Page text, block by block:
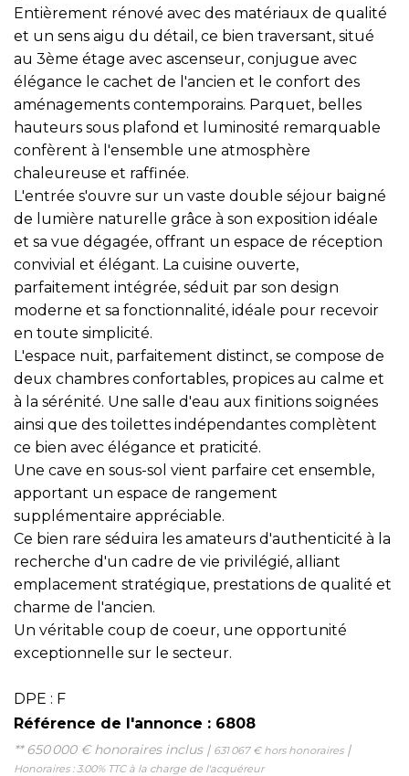
Entièrement rénové avec des matériaux de qualité
et un sens aigu du détail, ce bien traversant, situé
au 3ème étage avec ascenseur, conjugue avec
élégance le cachet de l'ancien et le confort des
aménagements contemporains. Parquet, belles
hauteurs sous plafond et luminosité remarquable
confèrent à l'ensemble une atmosphère
chaleureuse et raffinée.
L'entrée s'ouvre sur un vaste double séjour baigné
de lumière naturelle grâce à son exposition idéale
et sa vue dégagée, offrant un espace de réception
convivial et élégant. La cuisine ouverte,
parfaitement intégrée, séduit par son design
moderne et sa fonctionnalité, idéale pour recevoir
en toute simplicité.
L'espace nuit, parfaitement distinct, se compose de
deux chambres confortables, propices au calme et
à la sérénité. Une salle d'eau aux finitions soignées
ainsi que des toilettes indépendantes complètent
ce bien avec élégance et praticité.
Une cave en sous-sol vient parfaire cet ensemble,
apportant un espace de rangement
supplémentaire appréciable.
Ce bien rare séduira les amateurs d'authenticité à la
recherche d'un cadre de vie privilégié, alliant
emplacement stratégique, prestations de qualité et
charme de l'ancien.
Un véritable coup de coeur, une opportunité
exceptionnelle sur le secteur.
DPE : F
Référence de l'annonce : 6808
** 650 000 € honoraires inclus | 631 067 € hors honoraires|
Honoraires : 3.00% TTC à la charge de l'acquéreur